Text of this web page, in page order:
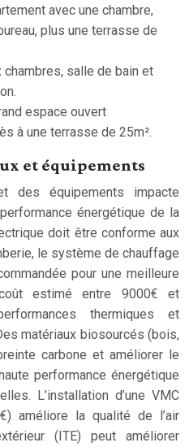
avec une chambre,
plus une terrasse de
chambres, salle de bain et
espace ouvert
à une terrasse de 25m².
et équipements
des équipements impacte
énergétique de la
doit être conforme aux
le système de chauffage
pour une meilleure
estimé entre 9000€ et
thermiques et
matériaux biosourcés (bois,
carbone et améliorer le
performance énergétique
L’installation d’une VMC
améliore la qualité de l’air
(ITE) peut améliorer